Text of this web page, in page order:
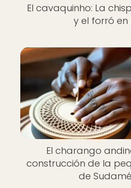
El cavaquinho: La
y el forró en
El charango
construcción de la
de